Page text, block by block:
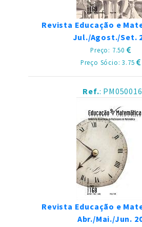
Revista Educação e
Jul./Agost./Set.
Preço: 7.50
Preço Sócio: 3.75
Ref.:
Revista Educação e
Abr./Mai./Jun.